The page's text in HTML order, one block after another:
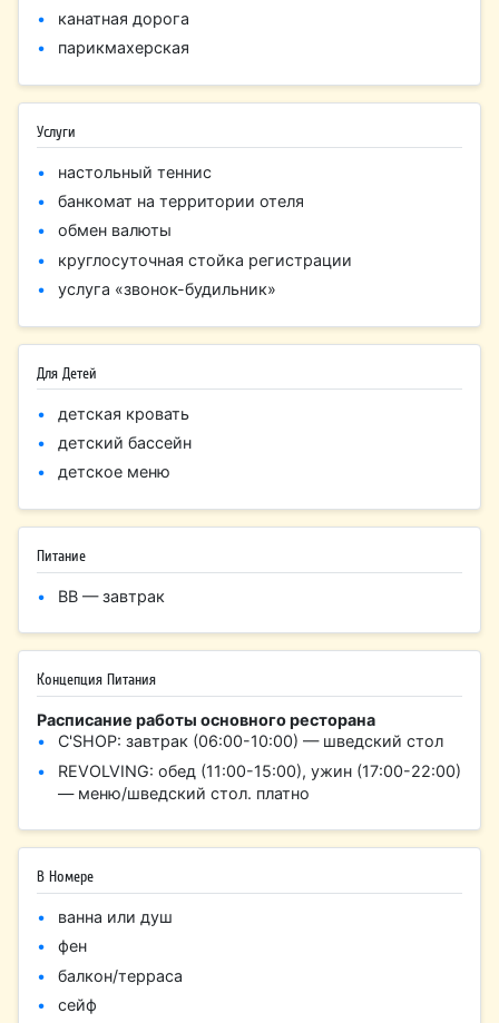
канатная дорога
парикмахерская
Услуги
настольный теннис
банкомат на территории отеля
обмен валюты
круглосуточная стойка регистрации
услуга «звонок-будильник»
Для Детей
детская кровать
детский бассейн
детское меню
Питание
BB — завтрак
Концепция Питания
Расписание работы основного ресторана
C'SHOP: завтрак (06:00-10:00) — шведский стол
REVOLVING: обед (11:00-15:00), ужин (17:00-22:00)
— меню/шведский стол. платно
В Номере
ванна или душ
фен
балкон/терраса
сейф